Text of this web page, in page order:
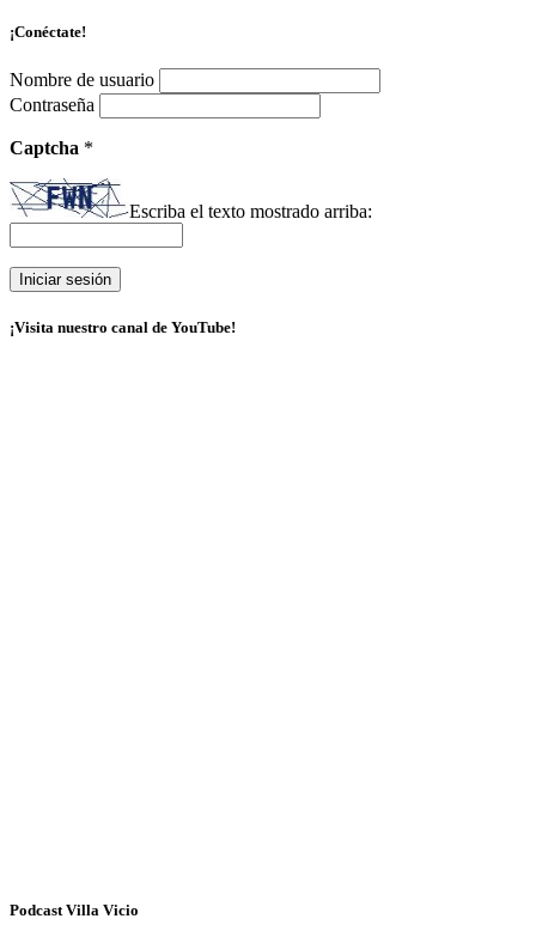
¡Conéctate!
Nombre de usuario
Contraseña
Captcha *
Escriba el texto mostrado arriba:
¡Visita nuestro canal de YouTube!
Podcast Villa Vicio